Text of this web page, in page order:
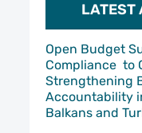
LATEST
Open Budget
Compliance to
Strengthening
Accountability
Balkans and